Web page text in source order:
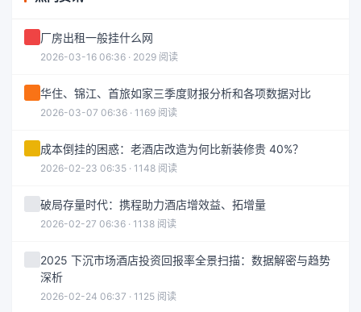
厂房出租一般挂什么网
2026-03-16 06:36 · 2029 阅读
华住、锦江、首旅如家三季度财报分析和各项数据对比
2026-03-07 06:36 · 1169 阅读
成本倒挂的困惑：老酒店改造为何比新装修贵 40%？
2026-02-23 06:35 · 1148 阅读
破局存量时代：携程助力酒店增效益、拓增量
2026-02-27 06:36 · 1138 阅读
2025 下沉市场酒店投资回报率全景扫描：数据解密与趋势
深析
2026-02-24 06:37 · 1125 阅读